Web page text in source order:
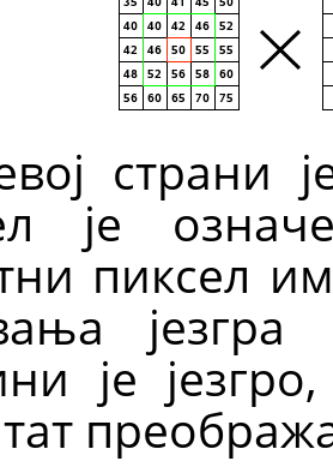
страни
је
пиксел
је